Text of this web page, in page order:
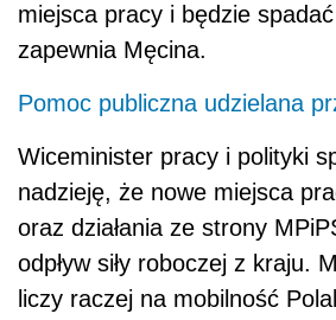
miejsca pracy i będzie
zapewnia Męcina.
Pomoc publiczna udzielana
Wiceminister pracy i polityki
nadzieję, że nowe miejsca
oraz działania ze strony
odpływ siły roboczej z kraju.
liczy raczej na mobilność